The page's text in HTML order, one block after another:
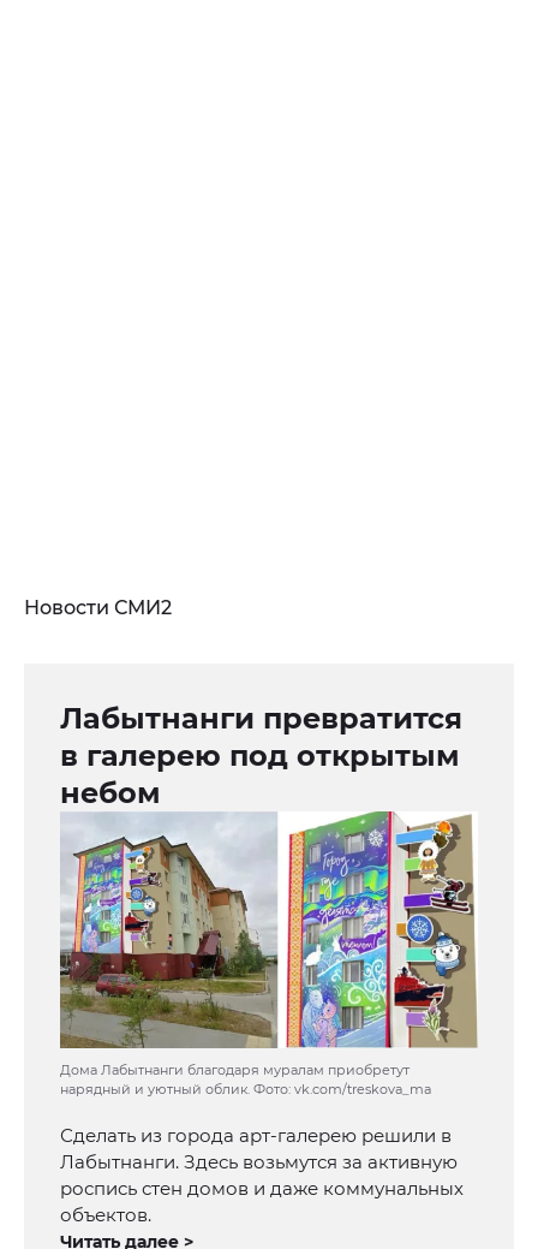
Новости СМИ2
Лабытнанги превратится
в галерею под открытым
небом
Дома Лабытнанги благодаря муралам приобретут
нарядный и уютный облик. Фото: vk.com/treskova_ma
Сделать из города арт-галерею решили в
Лабытнанги. Здесь возьмутся за активную
роспись стен домов и даже коммунальных
объектов.
Читать далее >